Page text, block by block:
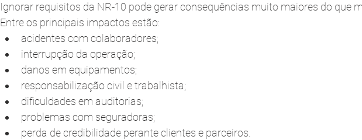
Ignorar requisitos da NR-10 pode gerar consequências muito maiores do que
Entre os principais impactos estão:
acidentes com colaboradores;
interrupção da operação;
danos em equipamentos;
responsabilização civil e trabalhista;
dificuldades em auditorias;
problemas com seguradoras;
perda de credibilidade perante clientes e parceiros.